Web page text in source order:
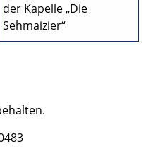
der Kapelle „Die
Sehmaizier“